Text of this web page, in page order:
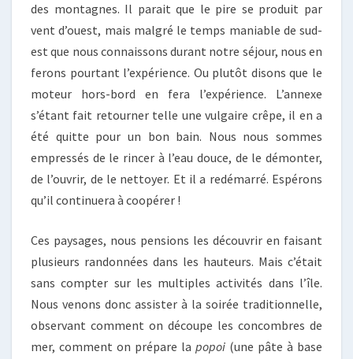
des montagnes. Il parait que le pire se produit par
vent d’ouest, mais malgré le temps maniable de sud-
est que nous connaissons durant notre séjour, nous en
ferons pourtant l’expérience. Ou plutôt disons que le
moteur hors-bord en fera l’expérience. L’annexe
s’étant fait retourner telle une vulgaire crêpe, il en a
été quitte pour un bon bain. Nous nous sommes
empressés de le rincer à l’eau douce, de le démonter,
de l’ouvrir, de le nettoyer. Et il a redémarré. Espérons
qu’il continuera à coopérer !
Ces paysages, nous pensions les découvrir en faisant
plusieurs randonnées dans les hauteurs. Mais c’était
sans compter sur les multiples activités dans l’île.
Nous venons donc assister à la soirée traditionnelle,
observant comment on découpe les concombres de
mer, comment on prépare la popoi (une pâte à base